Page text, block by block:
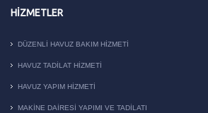
HIZMETLER
DÜZENLI HAVUZ BAKIM HIZMETI
HAVUZ TADILAT HIZMETI
HAVUZ YAPIM HIZMETI
MAKİNE DAİRESİ YAPIMI VE TADİLATI